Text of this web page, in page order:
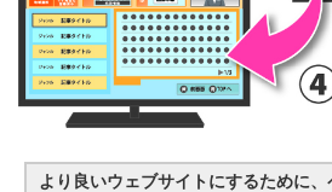
より良いウェブサイトにするために